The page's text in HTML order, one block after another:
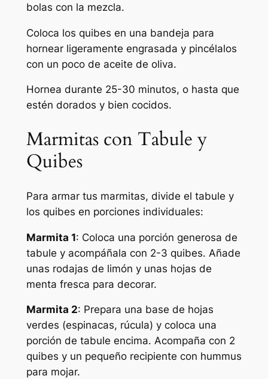
bolas con la mezcla.
Coloca los quibes en una bandeja para
hornear ligeramente engrasada y pincélalos
con un poco de aceite de oliva.
Hornea durante 25-30 minutos, o hasta que
estén dorados y bien cocidos.
Marmitas con Tabule y
Quibes
Para armar tus marmitas, divide el tabule y
los quibes en porciones individuales:
Marmita 1: Coloca una porción generosa de
tabule y acompáñala con 2-3 quibes. Añade
unas rodajas de limón y unas hojas de
menta fresca para decorar.
Marmita 2: Prepara una base de hojas
verdes (espinacas, rúcula) y coloca una
porción de tabule encima. Acompaña con 2
quibes y un pequeño recipiente con hummus
para mojar.